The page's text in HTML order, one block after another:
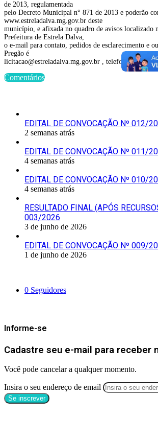
de 2013, regulamentada
pelo Decreto Municipal n° 871 de 2013 e poderão
www.estreladalva.mg.gov.br deste
município, e afixada no quadro de avisos localizado
Prefeitura de Estrela Dalva,
o e-mail para contato, pedidos de esclarecimento e
Pregão é
licitacao@estreladalva.mg.gov.br , telefone (32)
Comentários
EDITAL DE CONVOCAÇÃO Nº 012/
2 semanas atrás
EDITAL DE CONVOCAÇÃO Nº 011/
4 semanas atrás
EDITAL DE CONVOCAÇÃO Nº 010/
4 semanas atrás
RESULTADO FINAL (APÓS
003/2026
3 de junho de 2026
EDITAL DE CONVOCAÇÃO Nº 009/
1 de junho de 2026
0 Seguidores
Informe-se
Cadastre seu e-mail para receber
Você pode cancelar a qualquer momento.
Insira o seu endereço de email